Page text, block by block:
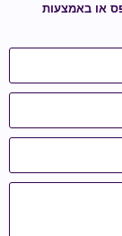
או באמצעות